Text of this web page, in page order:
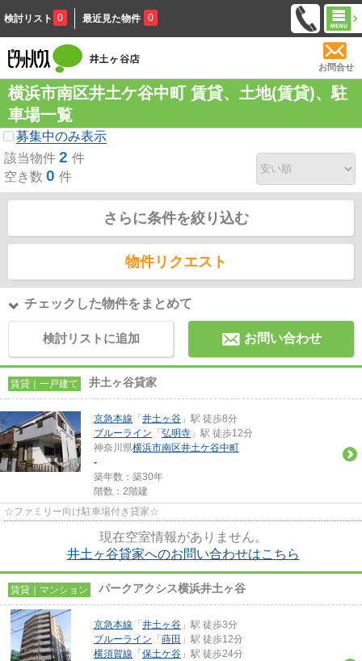
検討リスト 0 最近見た物件 0
お問合せ
横浜市南区井土ケ谷中町 賃貸、土地(賃貸)、駐
車場一覧
募集中のみ表示
該当物件 2 件
空き数 0 件
さらに条件を絞り込む
物件リクエスト
チェックした物件をまとめて
検討リストに追加 お問い合わせ
賃貸｜一戸建て 井土ヶ谷貸家
京急本線 「 井土ヶ谷 」駅 徒歩8分
ブルーライン 「 弘明寺 」駅 徒歩12分
神奈川県横浜市南区井土ケ谷中町
-
築年数：築30年
階数：2階建
☆ファミリー向け駐車場付き貸家☆
現在空室情報がありません。
井土ヶ谷貸家へのお問い合わせはこちら
賃貸｜マンション パークアクシス横浜井土ヶ谷
京急本線 「 井土ヶ谷 」駅 徒歩3分
ブルーライン 「 蒔田 」駅 徒歩12分
横須賀線 「 保土ケ谷 」駅 徒歩24分